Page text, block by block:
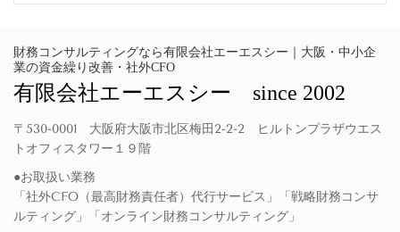
財務コンサルティングなら有限会社エーエスシー｜大阪・中小企
業の資金繰り改善・社外CFO
有限会社エーエスシー since 2002
〒530-0001 大阪府大阪市北区梅田2-2-2 ヒルトンプラザウエス
トオフィスタワー１９階
●お取扱い業務
「社外CFO（最高財務責任者）代行サービス」「戦略財務コンサ
ルティング」「オンライン財務コンサルティング」